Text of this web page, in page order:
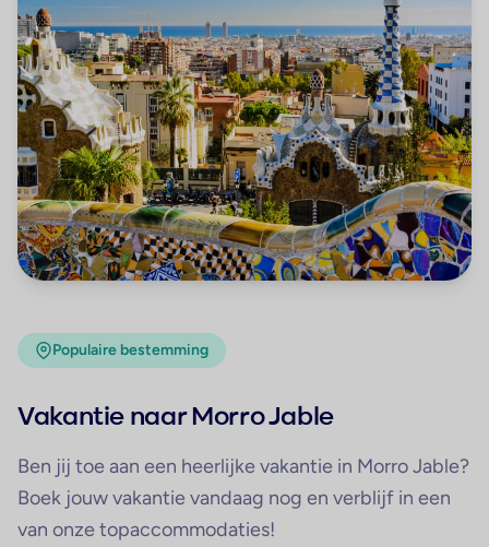
Populaire bestemming
Vakantie naar Morro Jable
Ben jij toe aan een heerlijke vakantie in Morro Jable?
Boek jouw vakantie vandaag nog en verblijf in een
van onze topaccommodaties!